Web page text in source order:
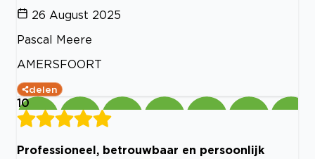
26 August 2025
Pascal Meere
AMERSFOORT
delen
10
Professioneel, betrouwbaar en persoonlijk